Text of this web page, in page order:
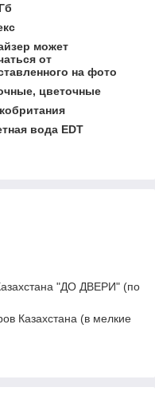
может
от
на фото
цветочные
вода EDT
"ДО ДВЕРИ" (по
Казахстана (в мелкие